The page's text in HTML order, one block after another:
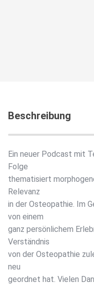
Beschreibung
Ein neuer Podcast mit
Folge
thematisiert
Relevanz
in der Osteopathie. Im
von einem
ganz persönlichem
Verständnis
von der Osteopathie
neu
geordnet hat. Vielen